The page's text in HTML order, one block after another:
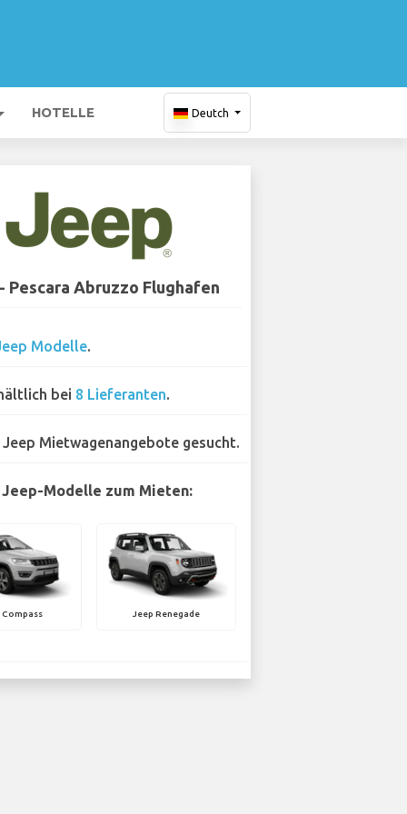
HOTELLE Deutch
Pescara Abruzzo Flughafen
Modelle.
bei 8 Lieferanten.
Jeep Mietwagenangebote gesucht.
Modelle zum Mieten:
Compass Jeep Renegade